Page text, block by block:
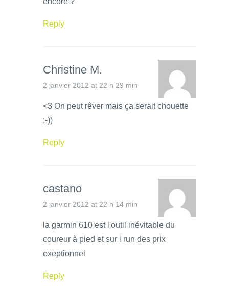
Reply
Christine M.
2 janvier 2012 at 22 h 29 min
<3 On peut rêver mais ça serait chouette
:-))
Reply
castano
2 janvier 2012 at 22 h 14 min
la garmin 610 est l'outil inévitable du
coureur à pied et sur i run des prix
exeptionnel
Reply